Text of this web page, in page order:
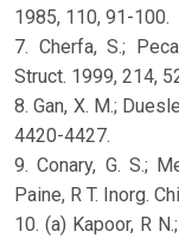
1985, 110, 91-100.
7. Cherfa, S.;
Struct. 1999, 214,
8. Gan, X. M.;
4420-4427.
9. Conary, G. S.;
Paine, R T. Inorg.
10. (a) Kapoor, R